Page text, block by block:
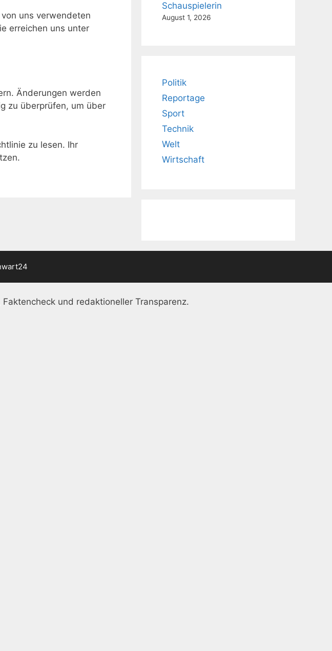
uns verwendeten
erreichen uns unter
Änderungen werden
zu überprüfen, um über
zu lesen. Ihr
Schauspielerin
August 1, 2026
Politik
Reportage
Sport
Technik
Welt
Wirtschaft
und redaktioneller Transparenz.